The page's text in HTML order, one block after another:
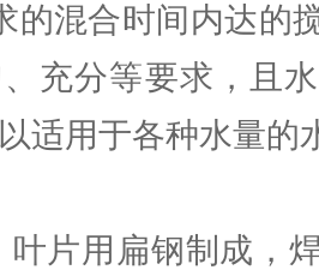
的混合时间内达的
充分等要求，且
适用于各种水量的
叶片用扁钢制成，